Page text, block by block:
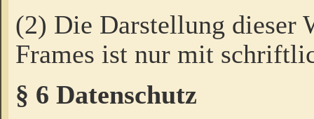
(2) Die Darstellung dieser
Frames ist nur mit
§ 6 Datenschutz